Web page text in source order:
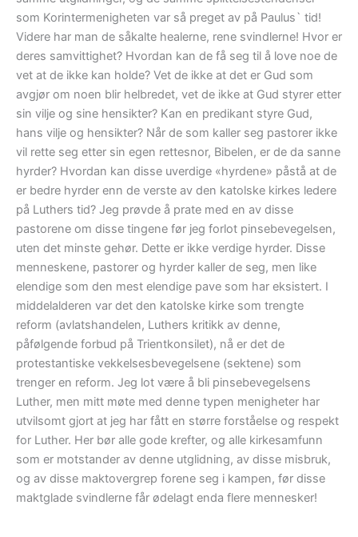
som Korintermenigheten var så preget av på Paulus` tid!
Videre har man de såkalte healerne, rene svindlerne! Hvor er
deres samvittighet? Hvordan kan de få seg til å love noe de
vet at de ikke kan holde? Vet de ikke at det er Gud som
avgjør om noen blir helbredet, vet de ikke at Gud styrer etter
sin vilje og sine hensikter? Kan en predikant styre Gud,
hans vilje og hensikter? Når de som kaller seg pastorer ikke
vil rette seg etter sin egen rettesnor, Bibelen, er de da sanne
hyrder? Hvordan kan disse uverdige «hyrdene» påstå at de
er bedre hyrder enn de verste av den katolske kirkes ledere
på Luthers tid? Jeg prøvde å prate med en av disse
pastorene om disse tingene før jeg forlot pinsebevegelsen,
uten det minste gehør. Dette er ikke verdige hyrder. Disse
menneskene, pastorer og hyrder kaller de seg, men like
elendige som den mest elendige pave som har eksistert. I
middelalderen var det den katolske kirke som trengte
reform (avlatshandelen, Luthers kritikk av denne,
påfølgende forbud på Trientkonsilet), nå er det de
protestantiske vekkelsesbevegelsene (sektene) som
trenger en reform. Jeg lot være å bli pinsebevegelsens
Luther, men mitt møte med denne typen menigheter har
utvilsomt gjort at jeg har fått en større forståelse og respekt
for Luther. Her bør alle gode krefter, og alle kirkesamfunn
som er motstander av denne utglidning, av disse misbruk,
og av disse maktovergrep forene seg i kampen, før disse
maktglade svindlerne får ødelagt enda flere mennesker!